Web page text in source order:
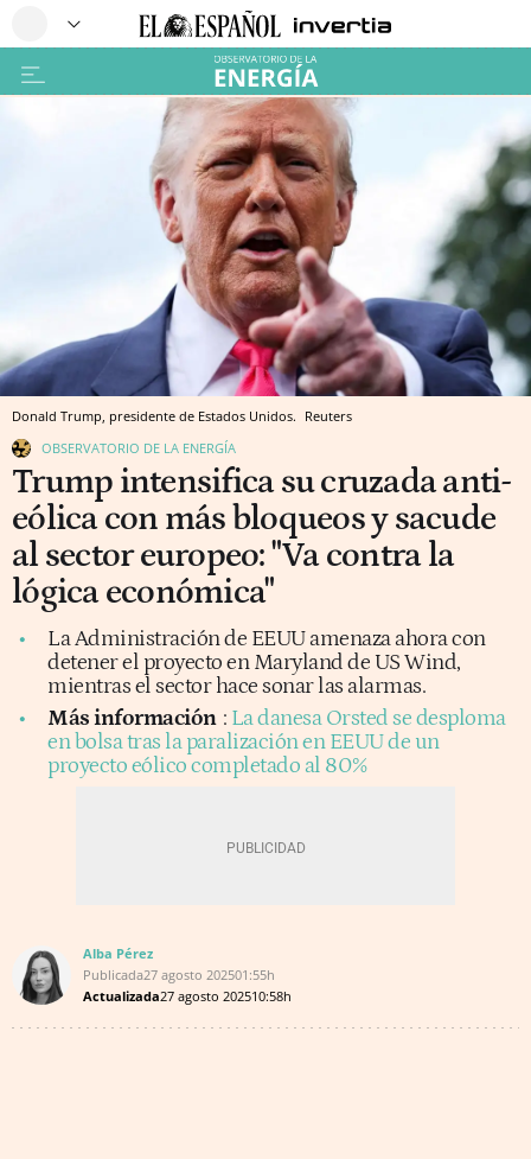
Donald Trump, presidente de Estados Unidos. Reuters
OBSERVATORIO DE LA ENERGÍA
Trump intensifica su cruzada anti-
eólica con más bloqueos y sacude
al sector europeo: "Va contra la
lógica económica"
La Administración de EEUU amenaza ahora con
detener el proyecto en Maryland de US Wind,
mientras el sector hace sonar las alarmas.
Más información : La danesa Orsted se desploma
en bolsa tras la paralización en EEUU de un
proyecto eólico completado al 80%
Alba Pérez
Publicada27 agosto 202501:55h
Actualizada27 agosto 202510:58h